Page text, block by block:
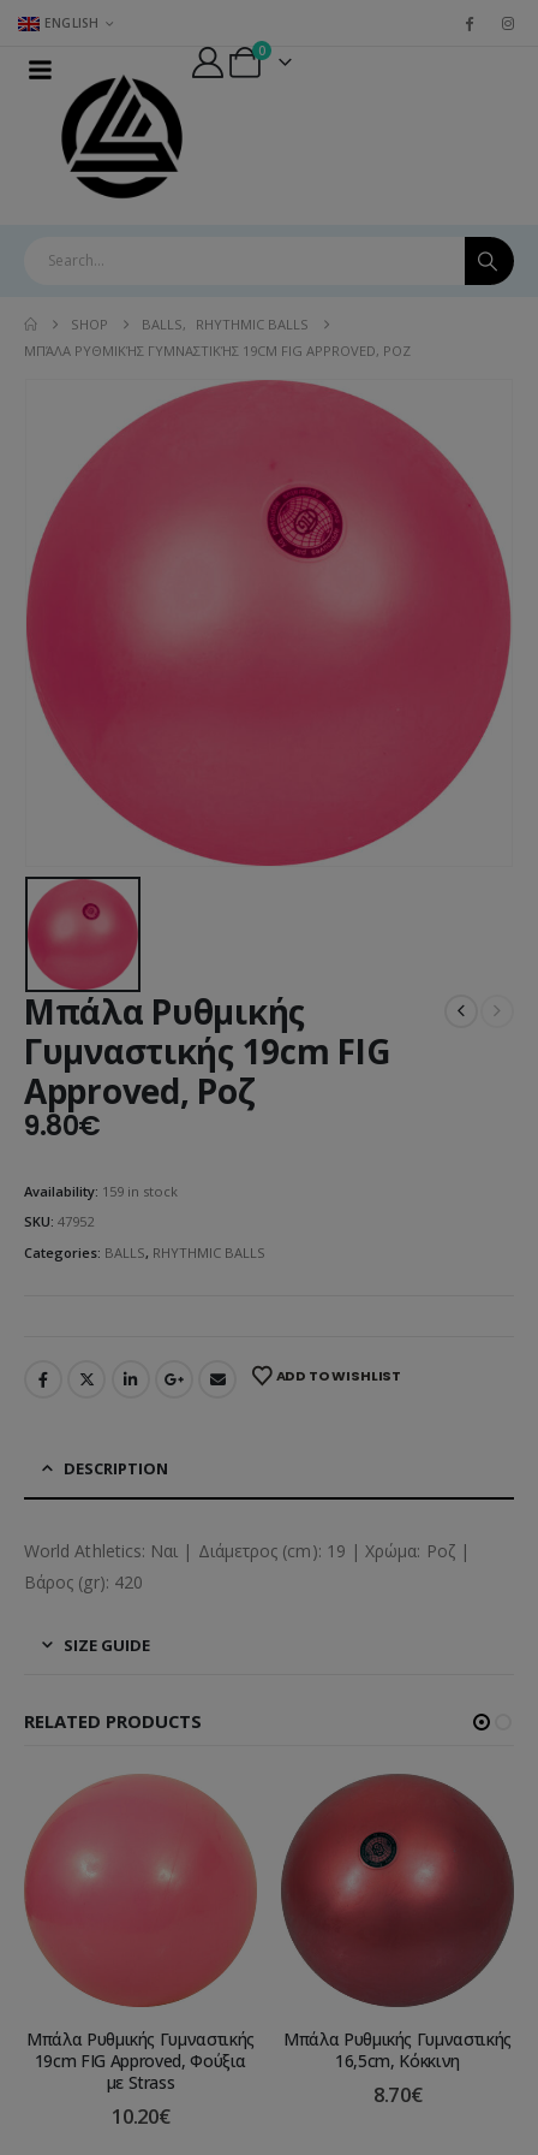
ENGLISH
0
SHOP BALLS,
RHYTHMIC BALLS
ΜΠΆΛΑ ΡΥΘΜΙΚΉΣ ΓΥΜΝΑΣΤΙΚΉΣ 19CM FIG APPROVED, ΡΟΖ
Μπάλα Ρυθμικής
Γυμναστικής 19cm FIG
Approved, Ροζ
9.80€
Availability: 159 in stock
SKU: 47952
Categories: BALLS, RHYTHMIC BALLS
ADD TO WISHLIST
DESCRIPTION
World Athletics: Ναι | Διάμετρος (cm): 19 | Χρώμα: Ροζ |
Βάρος (gr): 420
SIZE GUIDE
RELATED PRODUCTS
Μπάλα Ρυθμικής Γυμναστικής
19cm FIG Approved, Φούξια
με Strass
10.20€
Μπάλα Ρυθμικής Γυμναστικής
16,5cm, Κόκκινη
8.70€